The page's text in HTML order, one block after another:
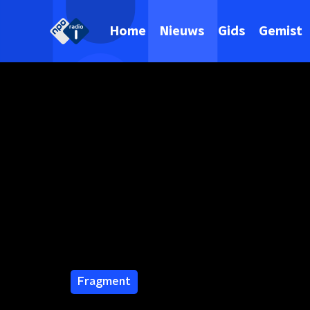
Home Nieuws Gids Gemist
Fragment